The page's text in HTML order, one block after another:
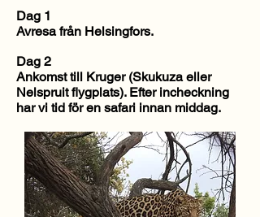
Dag 1
Avresa från Helsingfors.
Dag 2
Ankomst till Kruger (Skukuza eller
Nelspruit flygplats). Efter incheckning
har vi tid för en safari innan middag.